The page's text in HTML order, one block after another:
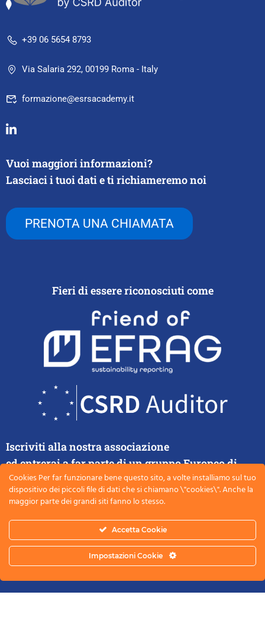
+39 06 5654 8793
Via Salaria 292, 00199 Roma - Italy
formazione@esrsacademy.it
Vuoi maggiori informazioni?
Lasciaci i tuoi dati e ti richiameremo noi
PRENOTA UNA CHIAMATA
Fieri di essere riconosciuti come
Iscriviti alla nostra associazione
ed entrerai a far parte di un gruppo Europeo di
esperti di rendicontazione e certificazione della
rendicontazione
Cookies Per far funzionare bene questo sito, a volte installiamo sul tuo
dispositivo dei piccoli file di dati che si chiamano \"cookies\". Anche la
maggior parte dei grandi siti fanno lo stesso.
Accetta Cookie
Impostazioni Cookie